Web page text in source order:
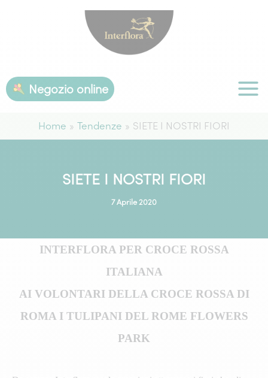
Negozio online
Home Tendenze SIETE I NOSTRI FIORI
SIETE I NOSTRI FIORI
7 Aprile 2020
INTERFLORA PER CROCE ROSSA
ITALIANA
AI VOLONTARI DELLA CROCE ROSSA DI
ROMA I TULIPANI DEL ROME FLOWERS
PARK